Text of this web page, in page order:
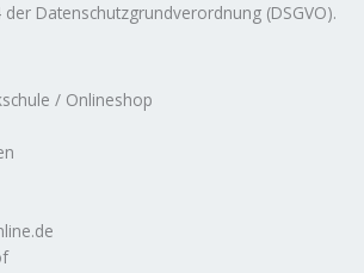
Datenschutzgrundverordnung (DSGVO).
/ Onlineshop